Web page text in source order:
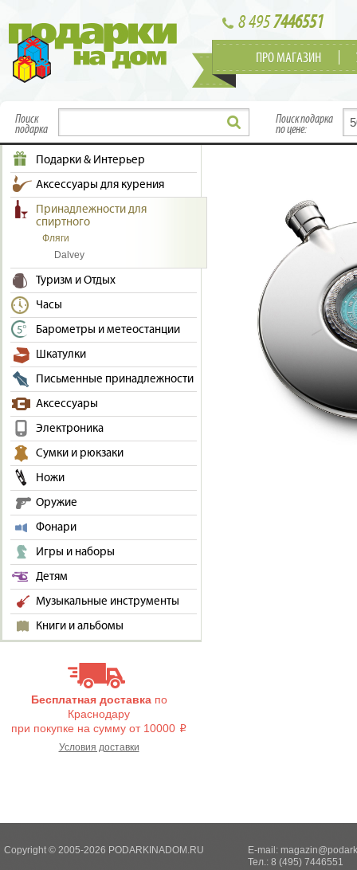
8 4957446551
ПРО МАГАЗИН
Поиск
подарка
Поиск подарка
по цене:
Подарки & Интерьер
Аксессуары для курения
Принадлежности для
спиртного
Фляги
Dalvey
Туризм и Отдых
Часы
Барометры и метеостанции
Шкатулки
Письменные принадлежности
Аксессуары
Электроника
Сумки и рюкзаки
Ножи
Оружие
Фонари
Игры и наборы
Детям
Музыкальные инструменты
Книги и альбомы
Бесплатная доставкапо
Краснодару
при покупке на сумму от 10000 i
Условия доставки
Copyright © 2005-2026 PODARKINADOM.RU E-mail:
Тел.: 8 (495) 7446551